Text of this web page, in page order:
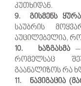
კუთხიდან.
9. გისმენს
საუბრის
აუცილებელია,
10. ხაზგასმა –
რომელსაც
გაანალიზოს რა
11. ნავიგაცია